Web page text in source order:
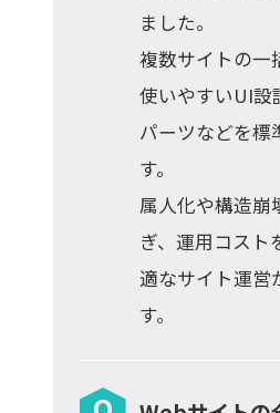
ました。
複数サイトの一
使いやすいUI設
パーツなどを標
す。
属人化や構造崩
ぎ、運用コスト
適なサイト運営
す。